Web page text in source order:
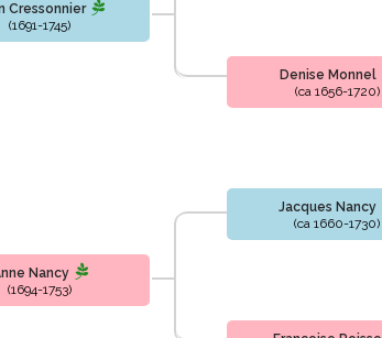
Cressonnier
(1691-1745)
Denise Monnel
(ca 1656-1720)
Nancy
(1694-1753)
Jacques Nancy
(ca 1660-1730)